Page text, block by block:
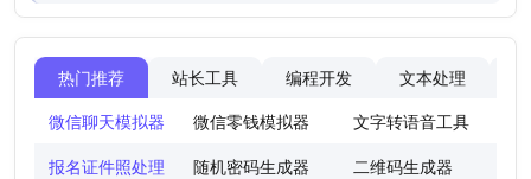
热门推荐 站长工具 编程开发 文本处理
微信聊天模拟器
微信零钱模拟器 文字转语音工具
报名证件照处理
随机密码生成器 二维码生成器